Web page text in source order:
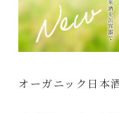
オーガニック日本